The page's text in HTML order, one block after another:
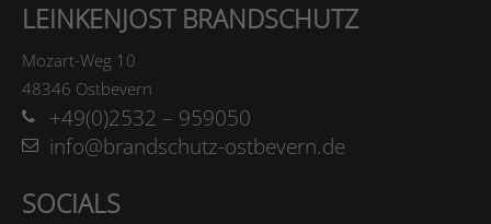
LEINKENJOST BRANDSCHUTZ
Mozart-Weg 10
48346 Ostbevern
+49(0)2532 – 959050
info@brandschutz-ostbevern.de
SOCIALS